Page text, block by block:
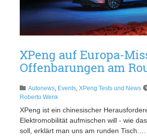
XPeng auf Europa-
Offenbarungen am
Autonews, Events, XPeng Tests und News
Roberto Wenk
XPeng ist ein chinesischer
Elektromobilität aufmischen will - wie
soll, erklärt man uns am runden Tisch.…